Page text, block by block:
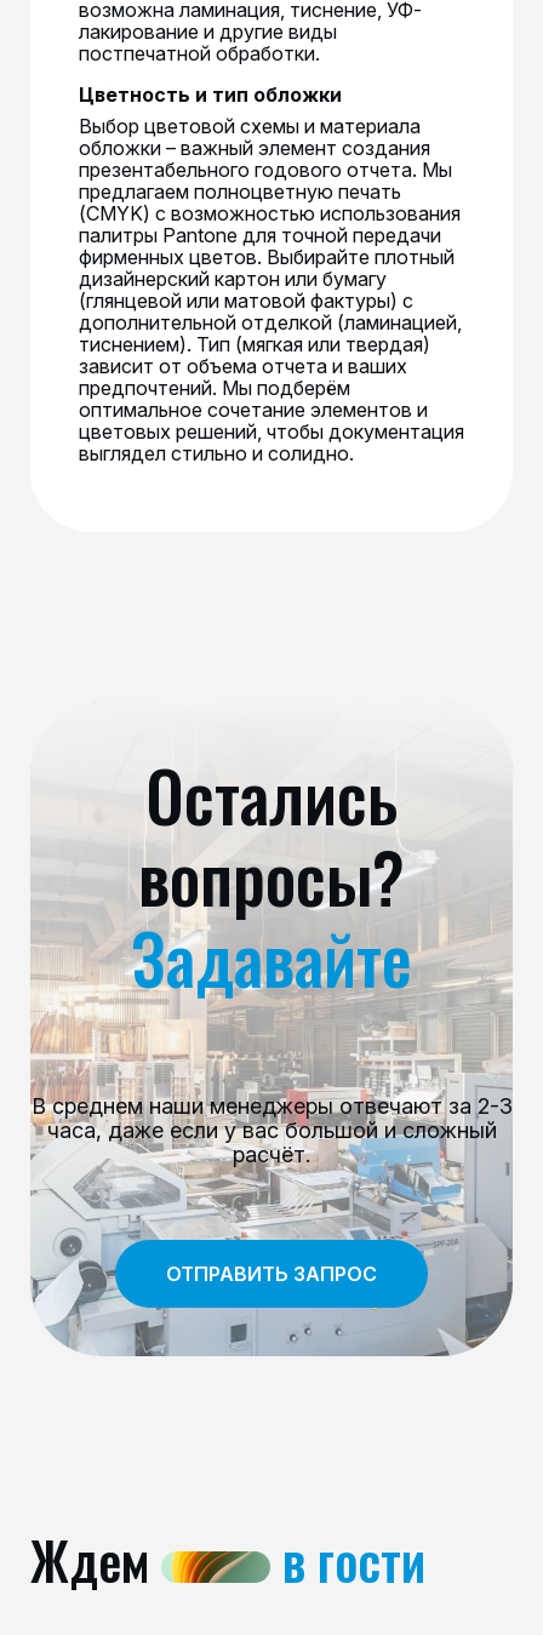
возможна ламинация, тиснение, УФ-
лакирование и другие виды
постпечатной обработки.
Цветность и тип обложки
Выбор цветовой схемы и материала
обложки – важный элемент создания
презентабельного годового отчета. Мы
предлагаем полноцветную печать
(CMYK) с возможностью использования
палитры Pantone для точной передачи
фирменных цветов. Выбирайте плотный
дизайнерский картон или бумагу
(глянцевой или матовой фактуры) с
дополнительной отделкой (ламинацией,
тиснением). Тип (мягкая или твердая)
зависит от объема отчета и ваших
предпочтений. Мы подберём
оптимальное сочетание элементов и
цветовых решений, чтобы документация
выглядел стильно и солидно.
Остались
вопросы?
Задавайте
В среднем наши менеджеры отвечают за 2-3
часа, даже если у вас большой и сложный
расчёт.
ОТПРАВИТЬ ЗАПРОС
Ждем в гости